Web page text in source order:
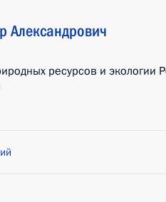
Александрович
ресурсов и экологии